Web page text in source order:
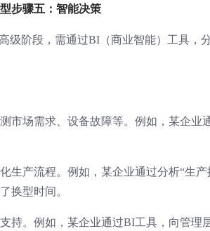
步骤五：智能决策
级阶段，需通过BI（商业智能）工具，
市场需求、设备故障等。例如，某企业
生产流程。例如，某企业通过分析“生产
换型时间。
持。例如，某企业通过BI工具，向管理